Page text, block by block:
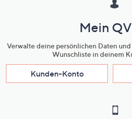
Mein
Verwalte deine persönlichen Daten
Wunschliste in deinem
Kunden-Konto